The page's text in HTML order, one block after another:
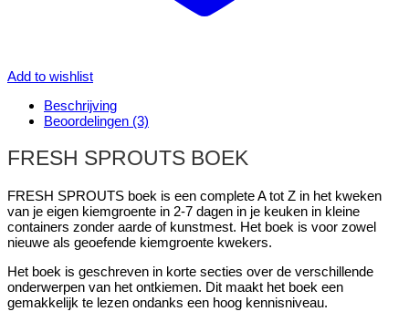
Add to wishlist
Beschrijving
Beoordelingen (3)
FRESH SPROUTS BOEK
FRESH SPROUTS boek is een complete A tot Z in het kweken
van je eigen kiemgroente in 2-7 dagen in je keuken in kleine
containers zonder aarde of kunstmest. Het boek is voor zowel
nieuwe als geoefende kiemgroente kwekers.
Het boek is geschreven in korte secties over de verschillende
onderwerpen van het ontkiemen. Dit maakt het boek een
gemakkelijk te lezen ondanks een hoog kennisniveau.